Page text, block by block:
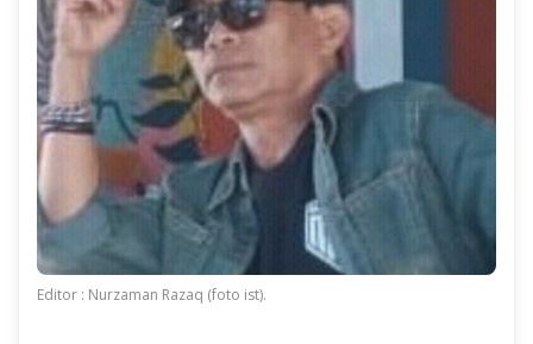
Editor : Nurzaman Razaq (foto ist).